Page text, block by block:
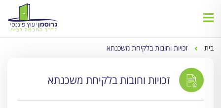
בית זכויות וחובות בלקיחת משכנתא
זכויות וחובות בלקיחת משכנתא